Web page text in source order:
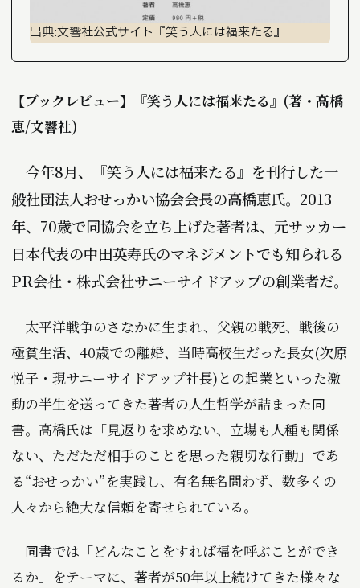
出典:文響社公式サイト『笑う人には福来たる』
【ブックレビュー】『笑う人には福来たる』(著・高橋
恵/文響社)
今年8月、『笑う人には福来たる』を刊行した一
般社団法人おせっかい協会会長の高橋恵氏。2013
年、70歳で同協会を立ち上げた著者は、元サッカー
日本代表の中田英寿氏のマネジメントでも知られる
PR会社・株式会社サニーサイドアップの創業者だ。
太平洋戦争のさなかに生まれ、父親の戦死、戦後の
極貧生活、40歳での離婚、当時高校生だった長女(次原
悦子・現サニーサイドアップ社長)との起業といった激
動の半生を送ってきた著者の人生哲学が詰まった同
書。高橋氏は「見返りを求めない、立場も人種も関係
ない、ただただ相手のことを思った親切な行動」であ
る“おせっかい”を実践し、有名無名問わず、数多くの
人々から絶大な信頼を寄せられている。
同書では「どんなことをすれば福を呼ぶことができ
るか」をテーマに、著者が50年以上続けてきた様々な